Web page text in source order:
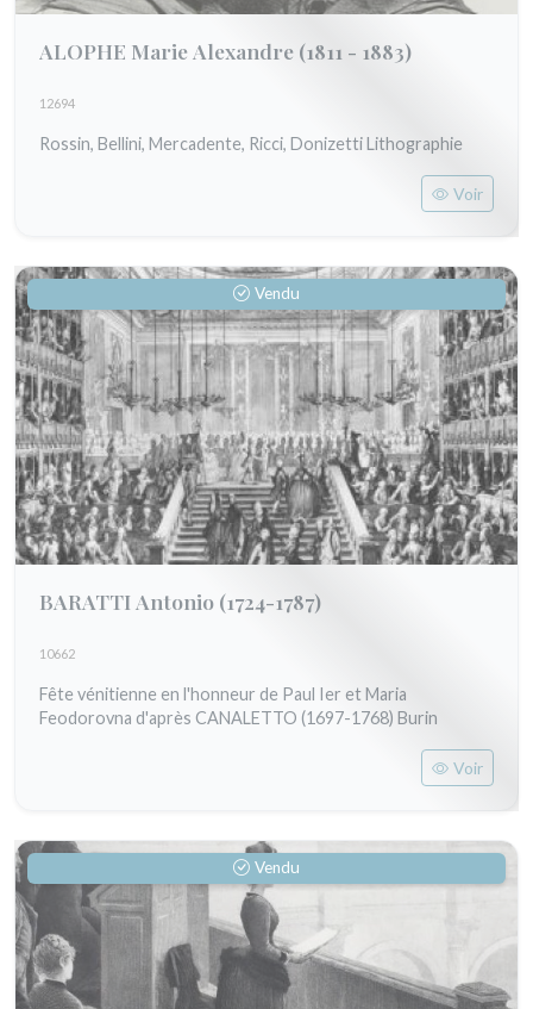
ALOPHE Marie Alexandre (1811 - 1883)
12694
Rossin, Bellini, Mercadente, Ricci, Donizetti Lithographie
Voir
Vendu
BARATTI Antonio (1724-1787)
10662
Fête vénitienne en l'honneur de Paul Ier et Maria
Feodorovna d'après CANALETTO (1697-1768) Burin
Voir
Vendu